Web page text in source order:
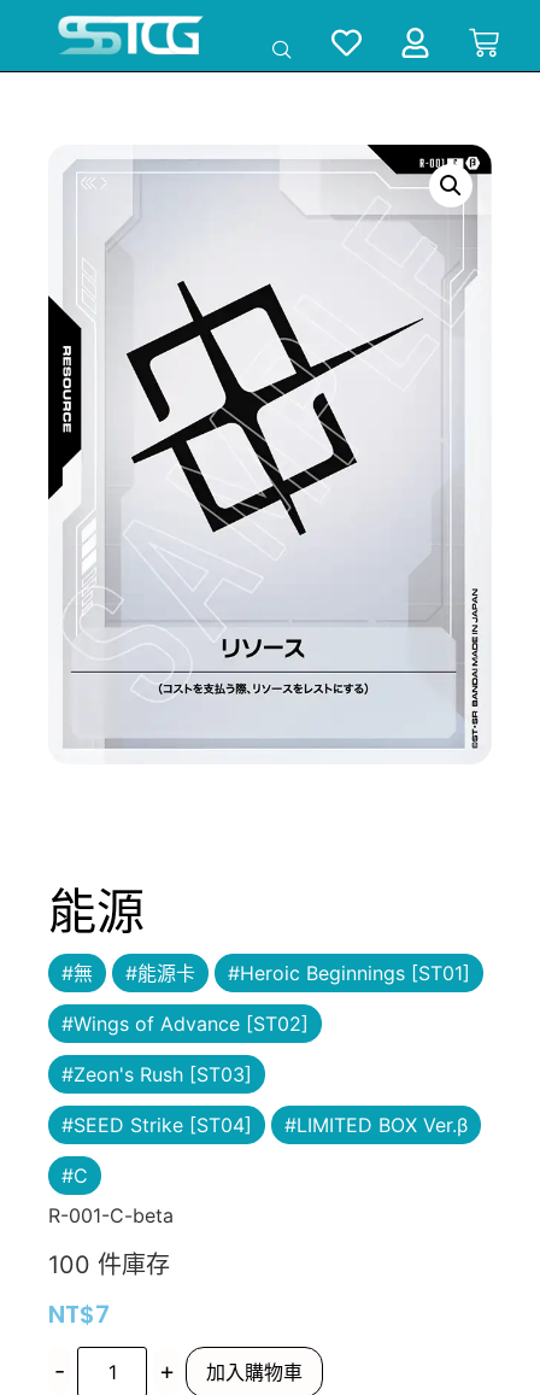
能源
#無 #能源卡 #Heroic Beginnings [ST01]
#Wings of Advance [ST02]
#Zeon's Rush [ST03]
#SEED Strike [ST04] #LIMITED BOX Ver.β
#C
R-001-C-beta
100 件庫存
NT$7
- + 加入購物車